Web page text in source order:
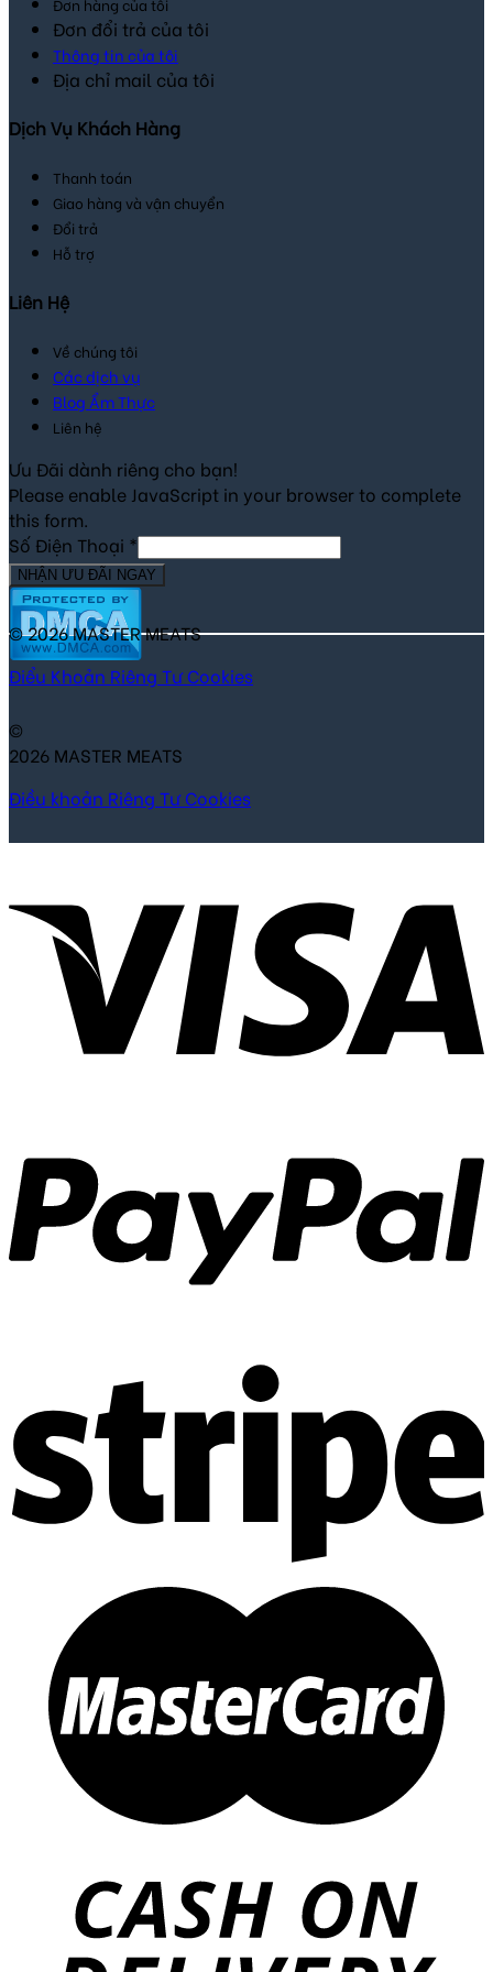
Đơn đổi trả của tôi
Thông tin của tôi
Địa chỉ mail của tôi
Dịch Vụ Khách Hàng
Thanh toán
Giao hàng và vận chuyển
Đổi trả
Hỗ trợ
Liên Hệ
Về chúng tôi
Các dịch vụ
Blog Ẩm Thực
Liên hệ
Ưu Đãi dành riêng cho bạn!
Please enable JavaScript in your browser to complete
this form.
Số Điện Thoại *
NHẬN ƯU ĐÃI NGAY
© 2026 MASTER MEATS
Điểu Khoản Riêng Tư Cookies
©
2026 MASTER MEATS
Điều khoản Riêng Tư Cookies